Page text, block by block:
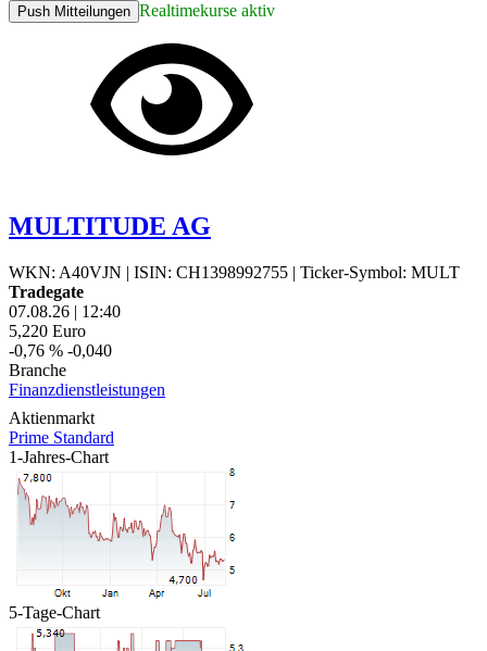
Push Mitteilungen Realtimekurse aktiv
MULTITUDE AG
WKN: A40VJN | ISIN: CH1398992755 | Ticker-Symbol: MULT
Tradegate
07.08.26 | 12:40
5,220 Euro
-0,76 % -0,040
Branche
Finanzdienstleistungen
Aktienmarkt
Prime Standard
1-Jahres-Chart
5-Tage-Chart